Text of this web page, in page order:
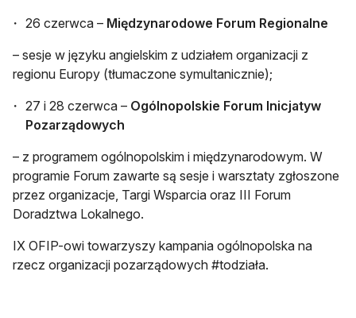
26 czerwca – Międzynarodowe Forum Regionalne
– sesje w języku angielskim z udziałem organizacji z
regionu Europy (tłumaczone symultanicznie);
27 i 28 czerwca – Ogólnopolskie Forum Inicjatyw
Pozarządowych
– z programem ogólnopolskim i międzynarodowym. W
programie Forum zawarte są sesje i warsztaty zgłoszone
przez organizacje, Targi Wsparcia oraz III Forum
Doradztwa Lokalnego.
IX OFIP-owi towarzyszy kampania ogólnopolska na
rzecz organizacji pozarządowych #todziała.